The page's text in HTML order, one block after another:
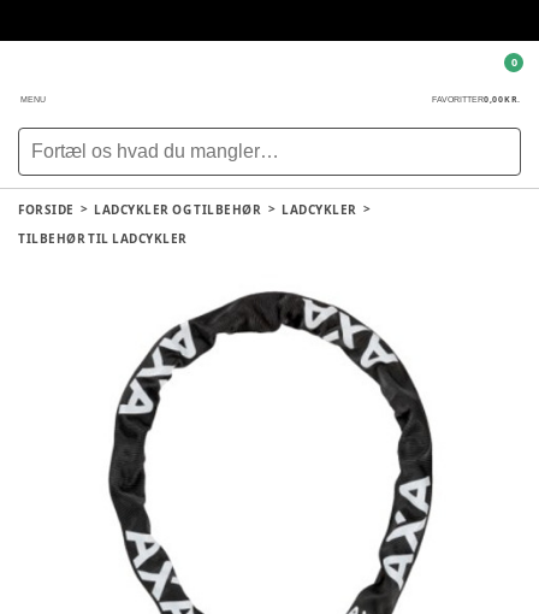
MENU FAVORITTER0,00 KR.
0
FORSIDE LADCYKLER OG TILBEHØR
LADCYKLER
TILBEHØR TIL LADCYKLER